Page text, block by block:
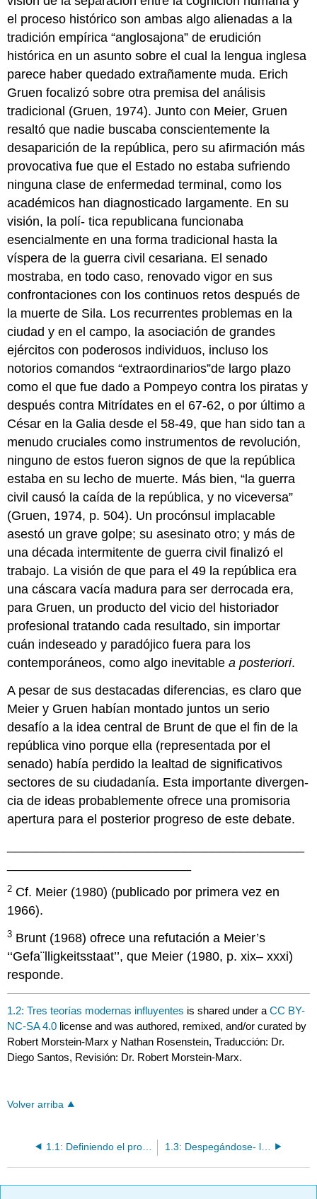
el proceso histórico son ambas algo alienadas a la
tradición empírica “anglosajona” de erudición
histórica en un asunto sobre el cual la lengua inglesa
parece haber quedado extrañamente muda. Erich
Gruen focalizó sobre otra premisa del análisis
tradicional (Gruen, 1974). Junto con Meier, Gruen
resaltó que nadie buscaba conscientemente la
desaparición de la república, pero su afirmación más
provocativa fue que el Estado no estaba sufriendo
ninguna clase de enfermedad terminal, como los
académicos han diagnosticado largamente. En su
visión, la polí- tica republicana funcionaba
esencialmente en una forma tradicional hasta la
víspera de la guerra civil cesariana. El senado
mostraba, en todo caso, renovado vigor en sus
confrontaciones con los continuos retos después de
la muerte de Sila. Los recurrentes problemas en la
ciudad y en el campo, la asociación de grandes
ejércitos con poderosos individuos, incluso los
notorios comandos “extraordinarios”de largo plazo
como el que fue dado a Pompeyo contra los piratas y
después contra Mitrídates en el 67-62, o por último a
César en la Galia desde el 58-49, que han sido tan a
menudo cruciales como instrumentos de revolución,
ninguno de estos fueron signos de que la república
estaba en su lecho de muerte. Más bien, “la guerra
civil causó la caída de la república, y no viceversa”
(Gruen, 1974, p. 504). Un procónsul implacable
asestó un grave golpe; su asesinato otro; y más de
una década intermitente de guerra civil finalizó el
trabajo. La visión de que para el 49 la república era
una cáscara vacía madura para ser derrocada era,
para Gruen, un producto del vicio del historiador
profesional tratando cada resultado, sin importar
cuán indeseado y paradójico fuera para los
contemporáneos, como algo inevitablea posteriori.
A pesar de sus destacadas diferencias, es claro que
Meier y Gruen habían montado juntos un serio
desafío a la idea central de Brunt de que el fin de la
república vino porque ella (representada por el
senado) había perdido la lealtad de significativos
sectores de su ciudadanía. Esta importante divergen-
cia de ideas probablemente ofrece una promisoria
apertura para el posterior progreso de este debate.
2 Cf. Meier (1980) (publicado por primera vez en
1966).
3 Brunt (1968) ofrece una refutación a Meier’s
‘‘Gefa¨lligkeitsstaat’’, que Meier (1980, p. xix– xxxi)
responde.
1.2: Tres teorías modernas influyentes is shared under aCC BY-
NC-SA 4.0 license and was authored, remixed, and/or curated by
Robert Morstein-Marx y Nathan Rosenstein, Traducción: Dr.
Diego Santos, Revisión: Dr. Robert Morstein-Marx.
Volver arriba
1.1: Definiendo el problema 1.3: Despegándose- la pérdida de cohesión de la elite